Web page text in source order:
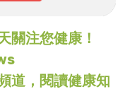
關注您健康！
道，閱讀健康知